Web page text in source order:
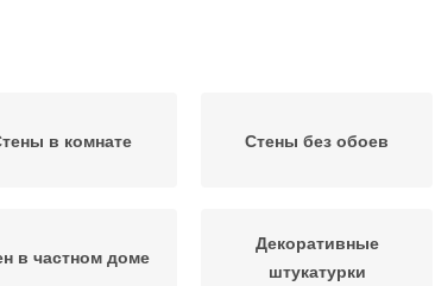
в комнате Стены без обоев
в частном доме
Декоративные
штукатурки